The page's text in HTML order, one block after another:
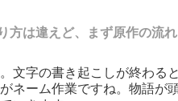
は違えど、まず原作の流れ
文字の書き起こしが終わる
ネーム作業ですね。物語が